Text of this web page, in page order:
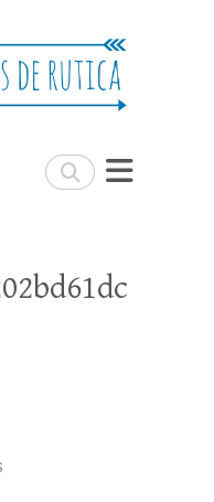
Buscar
Rutica